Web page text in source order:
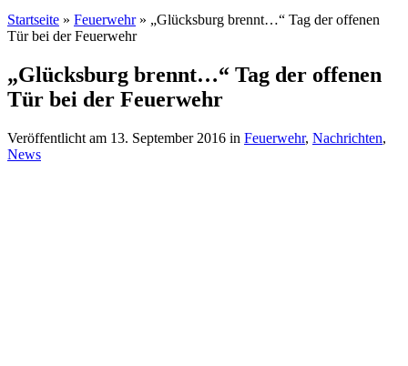
Startseite » Feuerwehr » „Glücksburg brennt…“ Tag der offenen
Tür bei der Feuerwehr
„Glücksburg brennt…“ Tag der offenen
Tür bei der Feuerwehr
Veröffentlicht am 13. September 2016 in Feuerwehr, Nachrichten,
News